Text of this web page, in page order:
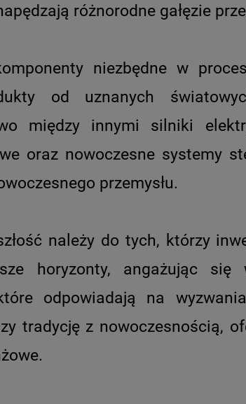
różnorodne gałęzie
niezbędne w
od uznanych
między innymi silniki
oraz nowoczesne systemy
przemysłu.
należy do tych, którzy
horyzonty, angażując się
odpowiadają na
tradycję z nowoczesnością,